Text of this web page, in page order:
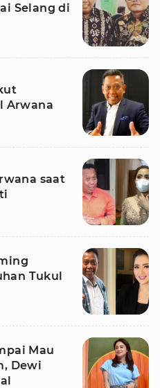
Selang di
Arwana
saat
Tukul
Mau
Dewi